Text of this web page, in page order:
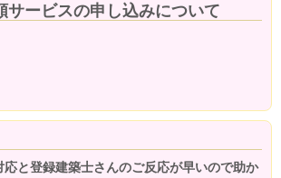
サービスの申し込みについて
と登録建築士さんのご反応が早いので助か